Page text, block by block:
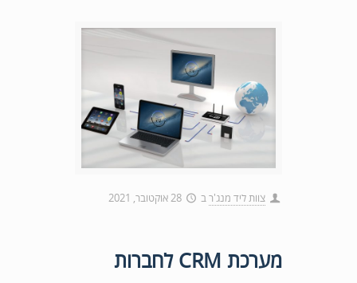
צוות ליד מנג'רב 28 אוקטובר, 2021
מערכת CRM לחברות